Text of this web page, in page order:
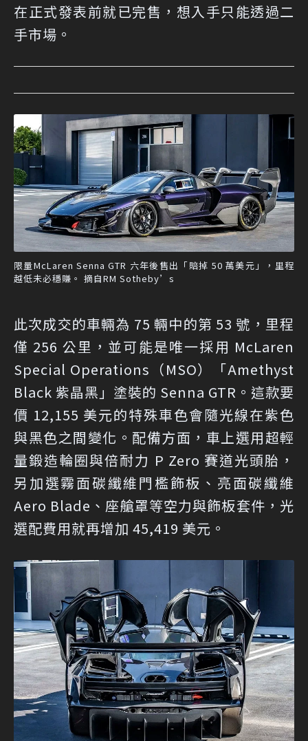
在正式發表前就已完售，想入手只能透過二
手市場。
限量McLaren Senna GTR 六年後售出「賠掉 50 萬美元」，里程
越低未必穩賺。 摘自RM Sotheby’s
此次成交的車輛為 75 輛中的第 53 號，里程
僅 256 公里，並可能是唯一採用 McLaren
Special Operations（MSO）「Amethyst
Black 紫晶黑」塗裝的 Senna GTR。這款要
價 12,155 美元的特殊車色會隨光線在紫色
與黑色之間變化。配備方面，車上選用超輕
量鍛造輪圈與倍耐力 P Zero 賽道光頭胎，
另加選霧面碳纖維門檻飾板、亮面碳纖維
Aero Blade、座艙罩等空力與飾板套件，光
選配費用就再增加 45,419 美元。